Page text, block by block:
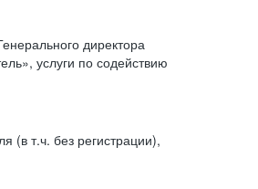
директора
услуги по содействию
(в т.ч. без регистрации),